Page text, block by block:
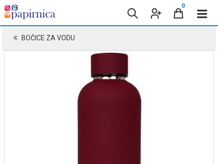
0
BOČICE ZA VODU